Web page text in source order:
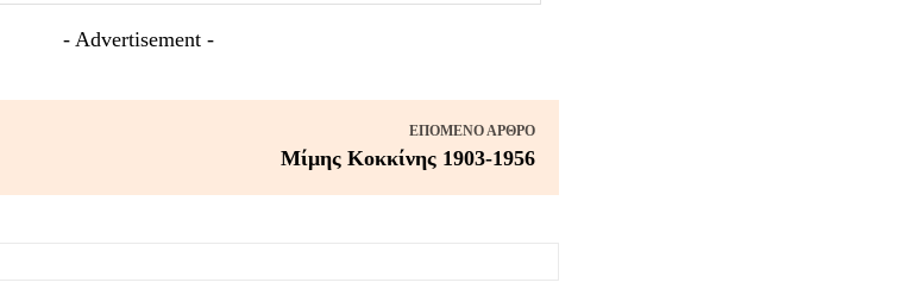
- Advertisement -
ΕΠΌΜΕΝΟ ΆΡΘΡΟ
Μίμης Κοκκίνης 1903-1956